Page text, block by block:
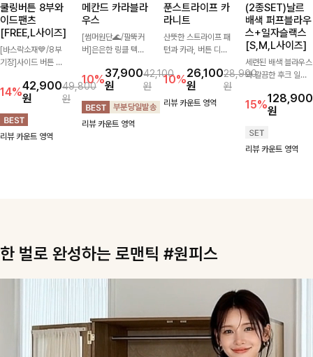
쿨링버튼 8부와
이드팬츠
[FREE,L사이즈]
[바스락소재💙/8부
기장]사이드 버튼 디
가 되어주는 와이드
팬츠입니다. 여유롭게
떨어지는 실루엣과 가
볍게 바스락거리는 소
재감으로 시원하고 편
14%42,900
원
49,800
원
리뷰 카운트 영역
메칸드 카라블라
우스
[썸머원단🌊/팔뚝커
버]은은한 링클 텍스
이 만나 내추럴하면서
도 세련된 무드를 연
출해주는 블라우스-
데일리룩부터 출근룩
까지 다양하게 활용하
10%37,900
원
42,100
원
리뷰 카운트 영역
푼스트라이프 카
라니트
산뜻한 스트라이프 패
턴과 카라, 버튼 디테
면서도 세련된 무드를
완성해주는 니트 🤍
부드럽고 가벼운 착용
10%26,100
원
28,900
원
리뷰 카운트 영역
(2종SET)날르
배색 퍼프블라우
스+일자슬랙스
[S,M,L사이즈]
세련된 배색 블라우스
와 깔끔한 후크 일자
세트입니다. 허리 라
인을 자연스럽게 살려
일자핏 슬랙스가 만나
단정하면서도 고급스
15%128,900
원
리뷰 카운트 영역
한 벌로 완성하는 로맨틱 #원피스